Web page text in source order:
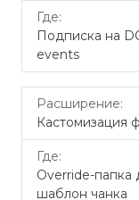
Подписка на
events
Кастомизация
Override-папка
шаблон чанка